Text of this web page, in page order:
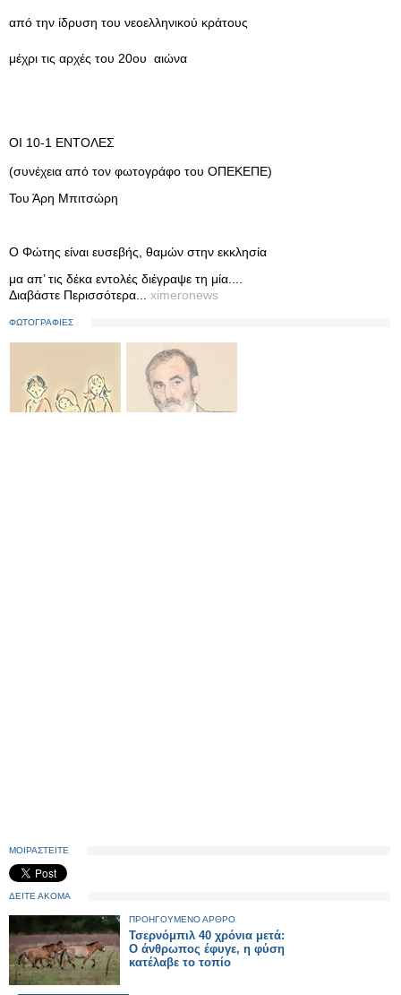
από την ίδρυση του νεοελληνικού κράτους
μέχρι τις αρχές του 20ου αιώνα
ΟΙ 10-1 ΕΝΤΟΛΕΣ
(συνέχεια από τον φωτογράφο του ΟΠΕΚΕΠΕ)
Του Άρη Μπιτσώρη
Ο Φώτης είναι ευσεβής, θαμών στην εκκλησία
μα απ’ τις δέκα εντολές διέγραψε τη μία....
Διαβάστε Περισσότερα... ximeronews
ΦΩΤΟΓΡΑΦΙΕΣ
ΜΟΙΡΑΣΤΕΙΤΕ
ΔΕΙΤΕ ΑΚΟΜΑ
ΠΡΟΗΓΟΥΜΕΝΟ ΑΡΘΡΟ
Τσερνόμπιλ 40 χρόνια μετά:
Ο άνθρωπος έφυγε, η φύση
κατέλαβε το τοπίο